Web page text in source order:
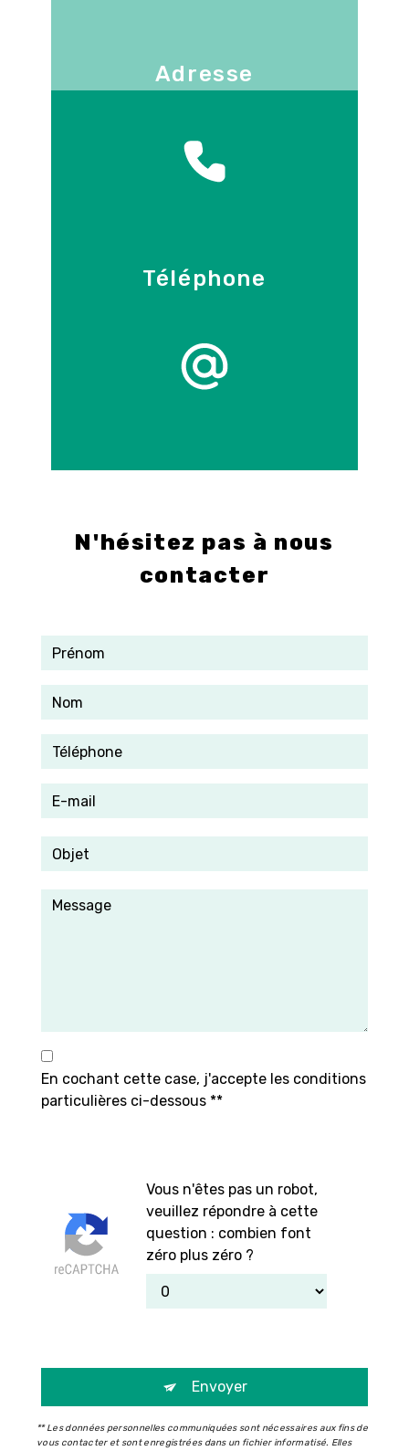
Adresse
Téléphone
N'hésitez pas à nous
contacter
En cochant cette case, j'accepte les conditions
particulières ci-dessous **
Vous n'êtes pas un robot,
veuillez répondre à cette
question : combien font
zéro plus zéro ?
Envoyer
** Les données personnelles communiquées sont nécessaires aux fins de
vous contacter et sont enregistrées dans un fichier informatisé. Elles